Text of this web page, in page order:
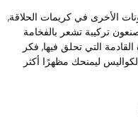
الأخرى في كريمات الحلاقة,
تركيبة تشعر بالفخامة
التي تحلق فيها, فكر
ليمنحك مظهرًا أكثر